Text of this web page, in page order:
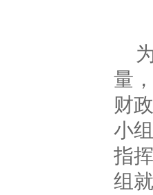
量
财
小
指
组